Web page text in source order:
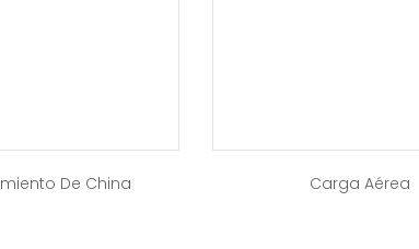
De China Carga Aérea